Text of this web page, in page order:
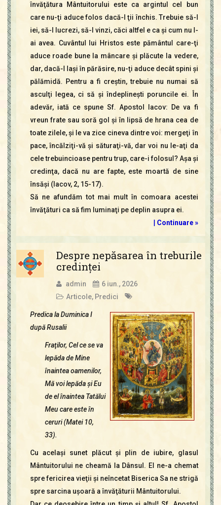
învăţătura Mântuitorului este ca argintul cel bun
care nu-ţi aduce folos dacă-l ţii închis. Trebuie să-l
iei, să-l lucrezi, să-l vinzi, căci altfel e ca şi cum nu l-
ai avea. Cuvântul lui Hristos este pământul care-ţi
aduce roade bune la mâncare şi plăcute la vedere,
dar, dacă-l laşi în părăsire, nu-ţi aduce decât spini şi
pălămidă. Pentru a fi creştin, trebuie nu numai să
asculţi legea, ci să şi îndeplineşti poruncile ei. În
adevăr, iată ce spune Sf. Apostol Iacov: De va fi
vreun frate sau soră gol şi în lipsă de hrana cea de
toate zilele, şi le va zice cineva dintre voi: mergeţi în
pace, încălziţi-vă şi săturaţi-vă, dar voi nu le-aţi da
cele trebuincioase pentru trup, care-i folosul? Aşa şi
credinţa, dacă nu are fapte, este moartă de sine
însăşi (Iacov, 2, 15-17).
Să ne afundăm tot mai mult în comoara acestei
învăţături ca să fim luminaţi pe deplin asupra ei.
Continuare »
Despre nepăsarea în treburile
credinţei
admin
6 iun., 2026
Articole, Predici
Predica la Duminica I
după Rusalii
Fraţilor, Cel ce se va
lepăda de Mine
înaintea oamenilor,
Mă voi lepăda şi Eu
de el înaintea Tatălui
Meu care este în
ceruri (Matei 10,
33).
Cu acelaşi sunet plăcut şi plin de iubire, glasul
Mântuitorului ne cheamă la Dânsul. El ne-a chemat
spre fericirea vieţii şi neîncetat Biserica Sa ne strigă
spre sarcina uşoară a învăţăturii Mântuitorului.